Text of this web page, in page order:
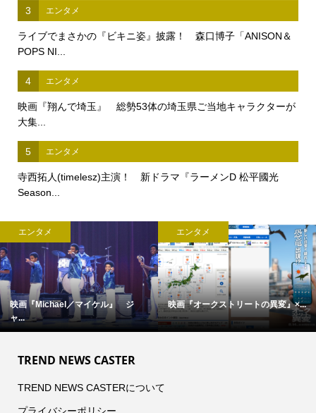
3 エンタメ
ライブでまさかの『ビキニ姿』披露！ 森口博子「ANISON＆
POPS NI...
4 エンタメ
映画『翔んで埼玉』 総勢53体の埼玉県ご当地キャラクターが
大集...
5 エンタメ
寺西拓人(timelesz)主演！ 新ドラマ『ラーメンD 松平國光
Season...
エンタメ
映画『Michael／マイケル』 ジ
ャ...
エンタメ
映画『オークストリートの異変』×...
TREND NEWS CASTER
TREND NEWS CASTERについて